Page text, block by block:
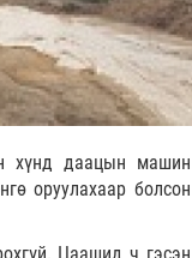
хүнд даацын машин
оруулахаар болсон